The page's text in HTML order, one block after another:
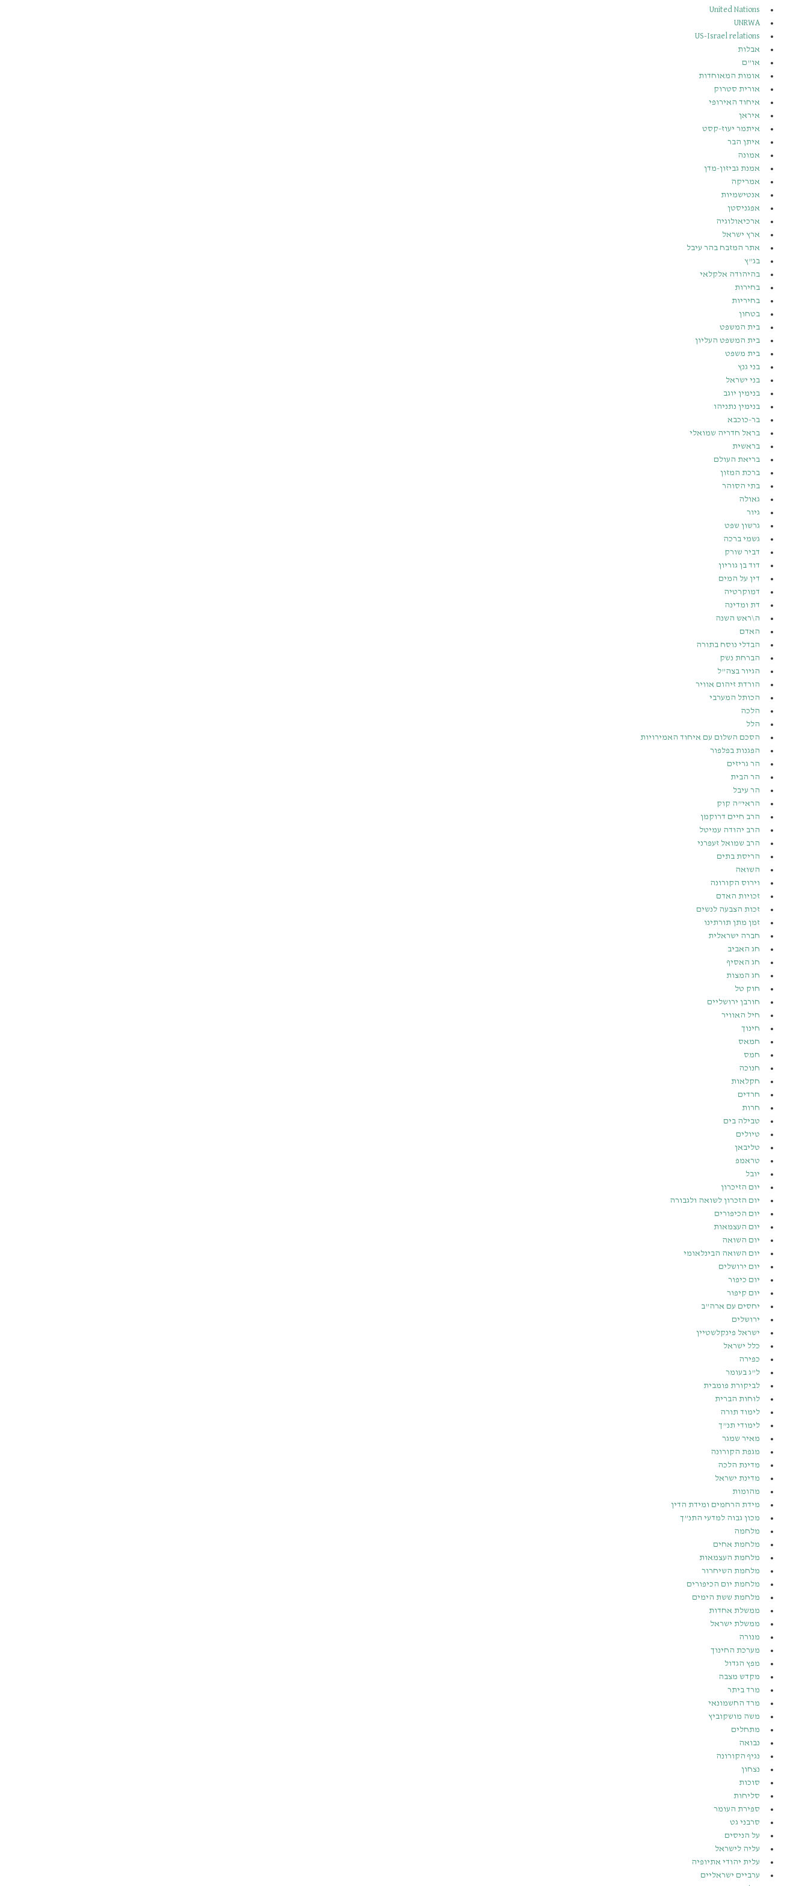
United Nations
UNRWA
US-Israel relations
אבלות
או”ם
אומות המאוחדות
אורית סטרוק
איחוד האירופי
איראן
איתמר יעוז-קסט
איתן הבר
אמונה
אמנת גביזון-מדן
אמריקה
אנטישמיות
אפגניסטן
ארכיאולוגיה
ארץ ישראל
אתר המזבח בהר עיבל
בג”ץ
בהיהודה אלקלאי
בחירות
בחיריות
בטחון
בית המשפט
בית המשפט העליון
בית משפט
בני גנץ
בני ישראל
בנימין יוגב
בנימין נתניהו
בר-כוכבא
בראל חדריה שמואלי
בראשית
בריאת העולם
ברכת המזון
בתי הסוהר
גאולה
גיור
גרשון שפט
גשמי ברכה
דביר שורק
דוד בן גוריון
דין על המים
דמוקרטיה
דת ומדינה
ה\ראש השנה
האדם
הבדלי נוסח בתורה
הברחת נשק
הגיור בצה”ל
הורדת זיהום אוויר
הכותל המערבי
הלכה
הלל
הסכם השלום עם איחוד האמירויות
הפגנות בפלפור
הר גריזים
הר הבית
הר עיבל
הראי”ה קוק
הרב חיים דרוקמן
הרב יהודה עמיטל
הרב שמואל זעפרני
הריסת בתים
השואה
וירוס הקורונה
זכויות האדם
זכות הצבעה לנשים
זמן מתן תורתינו
חברה ישראלית
חג האביב
חג האסיף
חג המצות
חוק טל
חורבן ירושליים
חיל האוויר
חינוך
חמאס
חמס
חנוכה
חקלאות
חרדים
חרות
טבילה בים
טיולים
טליבאן
טראמפ
יובל
יום הזיכרון
יום הזכרון לשואה ולגבורה
יום הכיפורים
יום העצמאות
יום השואה
יום השואה הבינלאומי
יום ירושלים
יום כיפור
יום קיפור
יחסים עם ארה”ב
ירושלים
ישראל פינקלשטיין
כלל ישראל
כפירה
ל”ג בעומר
לביקורת פומבית
לוחות הברית
לימוד תורה
לימודי תנ”ך
מאיר שמגר
מגפת הקורונה
מדינת הלכה
מדינת ישראל
מהומות
מידת הרחמים ומידת הדין
מכון גבוה למדעי התנ”ך
מלחמה
מלחמת אחים
מלחמת העצמאות
מלחמת השיחרור
מלחמת יום הכיפורים
מלחמת ששת הימים
ממשלת אחדות
ממשלת ישראל
מנורה
מערכת החינוך
מפץ הגדול
מקדש מצבה
מרד ביתר
מרד החשמונאי
משה מושקוביץ
מתחלים
נבואה
נגיף הקורונה
נצחון
סוכות
סליחות
ספירת העומר
סרבני גט
על הניסים
עליה לישראל
עלית יהודי אתיופיה
ערביים ישראליים